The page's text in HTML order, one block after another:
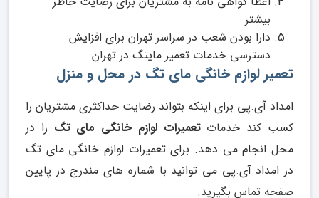
بیشتر
دارا بودن شعب در سراسر تهران برای افزایش
دسترسی خدمات تعمیر مایتگ در تهران
تعمیر لوازم خانگی مای تگ در محل و منزل
امداد آی.پی برای اینکه بتواند رضایت حداکثری مشتریان را
کسب کند خدماتتعمیرات لوازم خانگی مای تگ را در
محل انجام می دهد. برای تعمیرات لوازم خانگی مای تگ
در امداد آی.پی می توانید با شماره های مندرج در پایین
صفحه تماس بگیرید.